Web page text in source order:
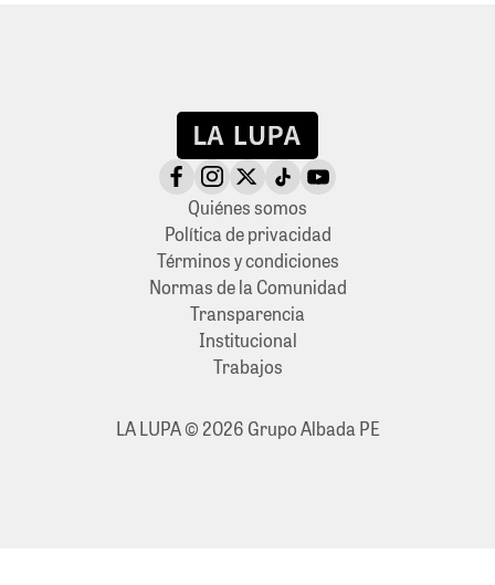
Quiénes somos
Política de privacidad
Términos y condiciones
Normas de la Comunidad
Transparencia
Institucional
Trabajos
LA LUPA © 2026 Grupo Albada PE